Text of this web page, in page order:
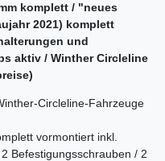
komplett / "neues
2021) komplett
und
aktiv / Winther Circleline
Circleline-Fahrzeuge
vormontiert inkl.
Befestigungsschrauben / 2